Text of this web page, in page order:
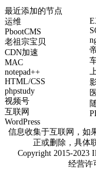
最近添加的节点
运维
PbootCMS
老祖宗宝贝
CDN加速
MAC
notepad++
HTML/CSS
phpstudy
视频号
互联网
WordPress
信息收集于互联网，如
正或删除，具体
Copyright 2015-2023
经营许